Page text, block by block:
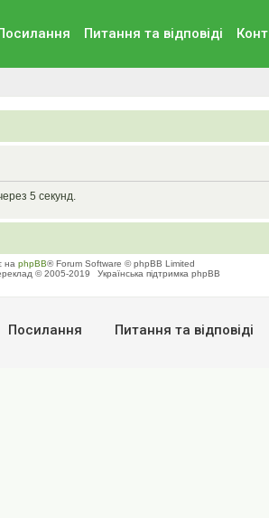
Питання та вiдповiдi
5 секунд.
на phpBB® Forum Software © phpBB Limited
© 2005-2019
Українська підтримка phpBB
Посилання Питання та вiдповiдi